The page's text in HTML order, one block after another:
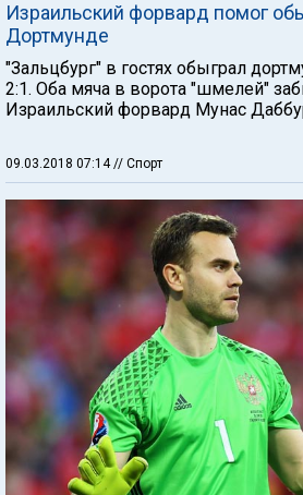
Израильский форвард помог
Дортмунде
"Зальцбург" в гостях обыграл
2:1. Оба мяча в ворота "шмелей"
Израильский форвард Мунас
09.03.2018 07:14// Спорт